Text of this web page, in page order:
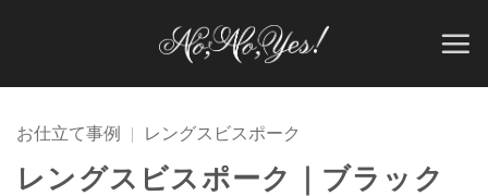
お仕立て事例 | レングスビスポーク
レングスビスポーク｜ブラック